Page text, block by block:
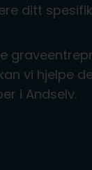
ditt
vi hjelpe
i Andselv.